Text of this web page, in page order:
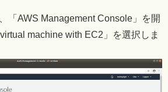
「AWS Management Console」を開
machine with EC2」を選択しま